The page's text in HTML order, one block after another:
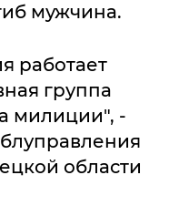
мужчина.
работает
группа
милиции", -
области